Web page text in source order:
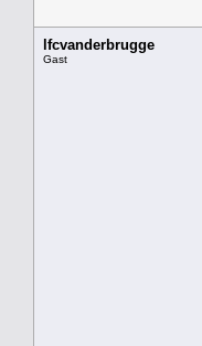
lfcvanderbrugge
Gast